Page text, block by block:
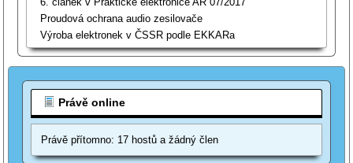
Proudová ochrana audio zesilovače
Výroba elektronek v ČSSR podle EKKARa
Právě online
Právě přítomno: 17 hostů a žádný člen